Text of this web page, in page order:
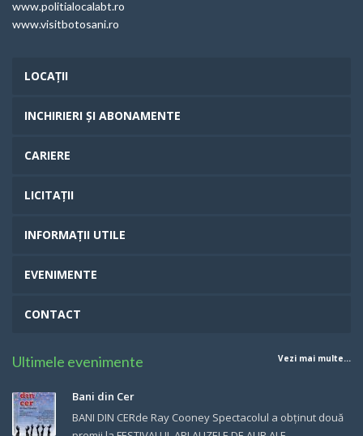
www.politialocalabt.ro
www.visitbotosani.ro
LOCAȚII
INCHIRIERI ȘI ABONAMENTE
CARIERE
LICITAȚII
INFORMAȚII UTILE
EVENIMENTE
CONTACT
Ultimele evenimente Vezi mai multe...
Bani din Cer
BANI DIN CERde Ray Cooney Spectacolul a obținut două